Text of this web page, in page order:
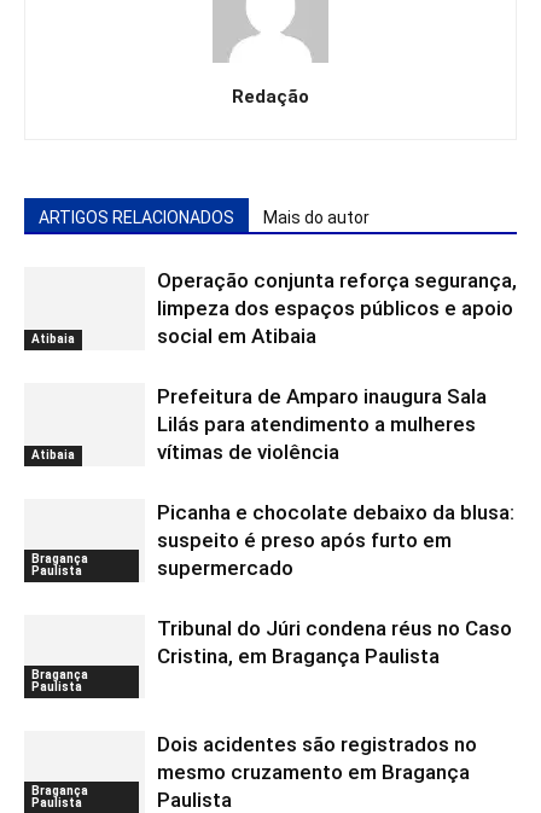
Redação
ARTIGOS RELACIONADOS Mais do autor
Atibaia
Operação conjunta reforça segurança,
limpeza dos espaços públicos e apoio
social em Atibaia
Atibaia
Prefeitura de Amparo inaugura Sala
Lilás para atendimento a mulheres
vítimas de violência
Bragança
Paulista
Picanha e chocolate debaixo da blusa:
suspeito é preso após furto em
supermercado
Bragança
Paulista
Tribunal do Júri condena réus no Caso
Cristina, em Bragança Paulista
Bragança
Paulista
Dois acidentes são registrados no
mesmo cruzamento em Bragança
Paulista